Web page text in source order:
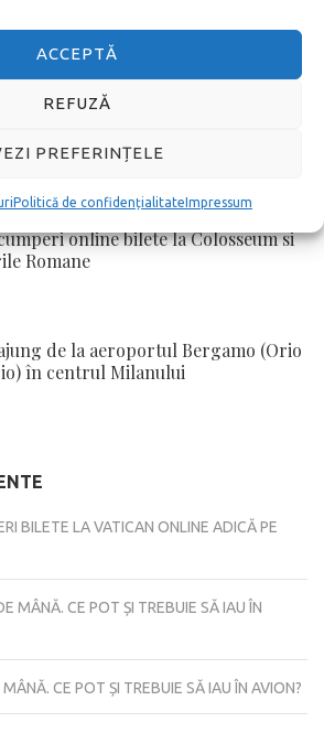
ACCEPTĂ
REFUZĂ
PREFERINȚELE
Politică de confidențialitateImpressum
Schönefeld în centrul orașului
online bilete la Colosseum si
Romane
de la aeroportul Bergamo (Orio
în centrul Milanului
BILETE LA VATICAN ONLINE ADICĂ PE
MÂNĂ. CE POT ȘI TREBUIE SĂ IAU ÎN
CE POT ȘI TREBUIE SĂ IAU ÎN AVION?